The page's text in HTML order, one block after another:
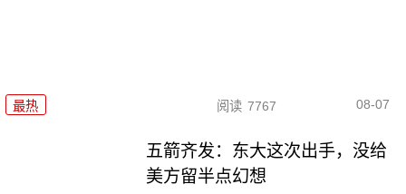
最热 阅读 7767 08-07
五箭齐发：东大这次出手，没给
美方留半点幻想